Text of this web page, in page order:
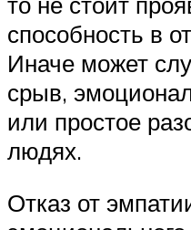
способность в
Иначе может
срыв,
или простое
людях.
Отказ от